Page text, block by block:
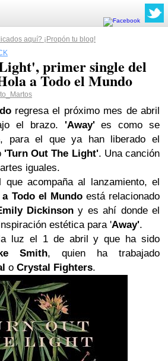
aquí? ¡Propón tu blog!
primer single del
a Todo el Mundo
regresa el próximo mes de abril
el brazo. 'Away'es como se
para el que ya han liberado el
'Turn Out The Light'. Una canción
iguales.
que acompaña al lanzamiento, el
a Todo el Mundo está relacionado
Dickinson y es ahí donde el
estética para 'Away'.
luz el 1 de abril y que ha sido
Smith, quien ha trabajado
o Crystal Fighters.